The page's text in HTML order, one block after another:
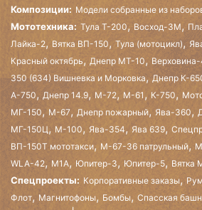
Композиции: Модели собранные из
Мототехника: Тула Т-200,Восход-3М,
Лайка-2, Вятка ВП-150, Тула (мотоцикл),
Красный октябрь, Днепр МТ-10,
350 (634) Вишневка и Морковка, Днепр К-
А-750, Днепр 14.9,М-72, М-61 , К-750,
МГ-150, М-67, Днепр пожарный, Ява-360,
МГ-150Ц, М-100, Ява-354, Ява 639,
ВП-150Т мототакси, М-67-36 патрульный,
WLA-42, М1А, Юпитер-3, Юпитер-5, Вятка
Спецпроекты: Корпоративные заказы,
Флот, Магнитофоны, Бомбы, Спасская